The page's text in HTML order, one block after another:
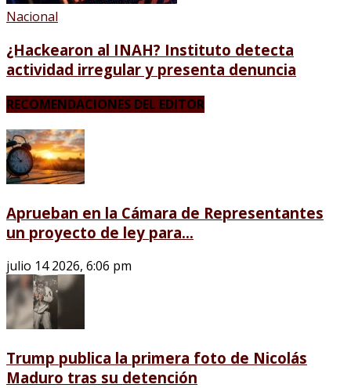
Nacional
¿Hackearon al INAH? Instituto detecta
actividad irregular y presenta denuncia
RECOMENDACIONES DEL EDITOR
Aprueban en la Cámara de Representantes
un proyecto de ley para...
julio 14 2026, 6:06 pm
Trump publica la primera foto de Nicolás
Maduro tras su detención